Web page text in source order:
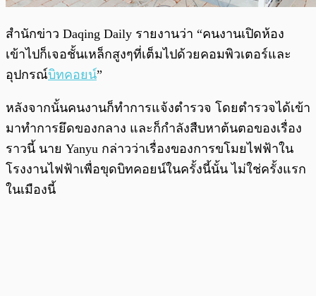
สำนักข่าว Daqing Daily รายงานว่า “คนงานเปิดห้อง
เข้าไปก็เจอชั้นเหล็กสูงๆที่เต็มไปด้วยคอมพิวเตอร์และ
อุปกรณ์บิทคอยน์”
หลังจากนั้นคนงานก็ทำการแจ้งตำรวจ โดยตำรวจได้เข้า
มาทำการยึดของกลาง และก็กำลังสืบหาต้นตอของเรื่อง
ราวนี้ นาย Yanyu กล่าวว่าเรื่องของการขโมยไฟฟ้าใน
โรงงานไฟฟ้าเพื่อขุดบิทคอยน์ในครั้งนี้นั้น ไม่ใช่ครั้งแรก
ในเมืองนี้